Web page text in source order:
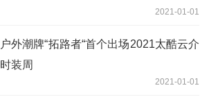
2021-01-01
户外潮牌“拓路者“首个出场2021太酷云介
时装周
2021-01-01